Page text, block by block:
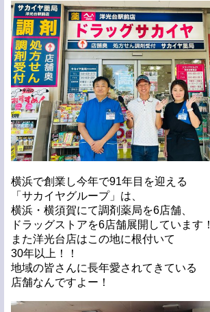
横浜で創業し今年で91年目を迎える
「サカイヤグループ」は、
横浜・横須賀にて調剤薬局を6店舗、
ドラッグストアを6店舗展開しています！
また洋光台店はこの地に根付いて
30年以上！！
地域の皆さんに長年愛されてきている
店舗なんですよー！